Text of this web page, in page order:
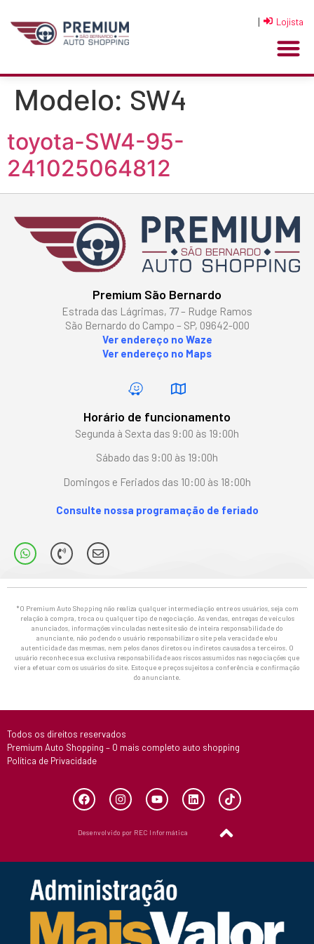
| Lojista
Modelo: SW4
toyota-SW4-95-
241025064812
Premium São Bernardo
Estrada das Lágrimas, 77 – Rudge Ramos
São Bernardo do Campo – SP, 09642-000
Ver endereço no Waze
Ver endereço no Maps
Horário de funcionamento
Segunda à Sexta das 9:00 às 19:00h
Sábado das 9:00 às 19:00h
Domingos e Feriados das 10:00 às 18:00h
Consulte nossa programação de feriado
*O Premium Auto Shopping não realiza qualquer intermediação entre os usuários, seja com
relação à compra, troca ou qualquer tipo de negociação. As vendas, entregas de veículos
anunciados, informações vinculadas neste site são de inteira responsabilidade do
anunciante, não podendo o usuário responsabilizar o site pela veracidade e/ou
autenticidade das mesmas, nem pelos danos diretos ou indiretos causados a terceiros. O
usuário reconhece sua exclusiva responsabilidade aos riscos assumidos nas negociações que
vier a efetuar com os usuários do site. Estoque e preços sujeitos a conferência e confirmação
do anunciante.
Todos os direitos reservados
Premium Auto Shopping – O mais completo auto shopping
Política de Privacidade
Desenvolvido por REC Informática